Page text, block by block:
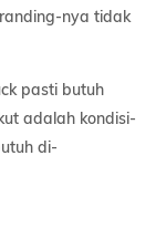
nya tidak
pasti butuh
adalah kondisi-
di-